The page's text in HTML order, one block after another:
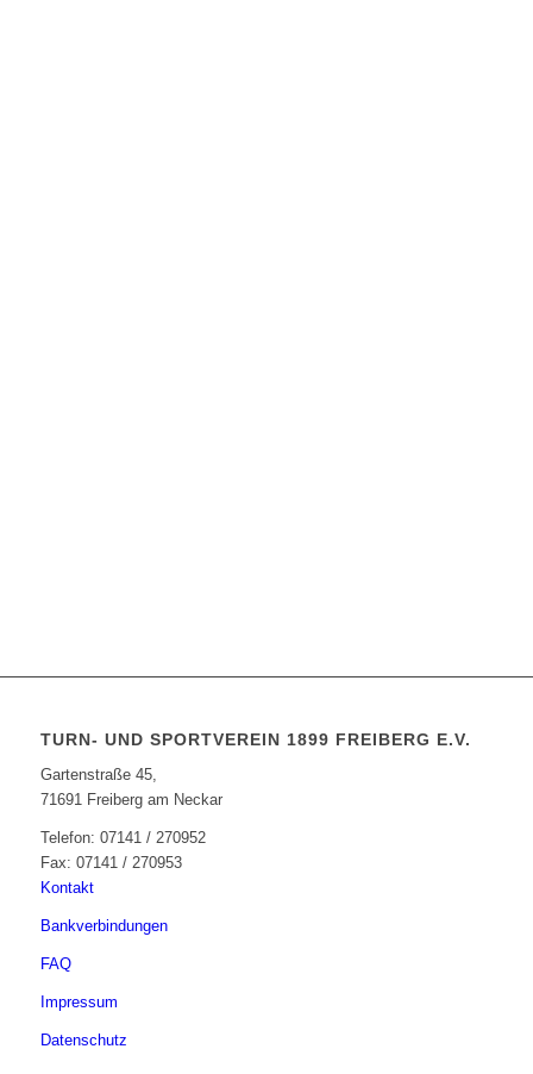
TURN- UND SPORTVEREIN 1899 FREIBERG E.V.
Gartenstraße 45,
71691 Freiberg am Neckar
Telefon: 07141 / 270952
Fax: 07141 / 270953
Kontakt
Bankverbindungen
FAQ
Impressum
Datenschutz